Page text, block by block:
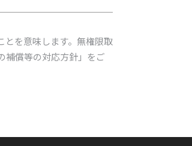
とを意味します。無権限取
補償等の対応方針」をご